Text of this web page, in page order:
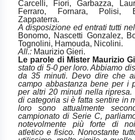
Carcelli, Fiori, Garbazza,
Ferraro, Fornara, Polisi,
Zappaterra.
A disposizione ed entrati tutti
Bonomo, Nascetti Gonzalez,
Tognolini, Hamouda, Nicolini.
All.: Maurizio Gieri.
Le parole di Mister Maurizio
stato di 5-0 per loro. Abbiamo
da 35 minuti. Devo dire che
campo abbastanza bene per i
per altri 20 minuti nella ripresa.
di categoria si è fatta sentire in
loro sono attualmente
campionato di Serie C,
notevolmente più forte di
atletico e fisico. Nonostante